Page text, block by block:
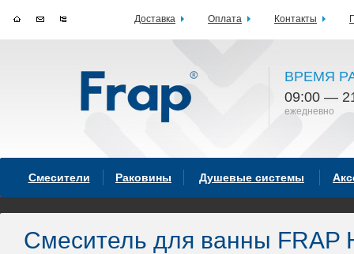
ВРЕМЯ
09:00 —
ежедневно
Смесители Раковины Душевые системы
Смеситель для ванны FRAP
Доставка Оплата Контакты